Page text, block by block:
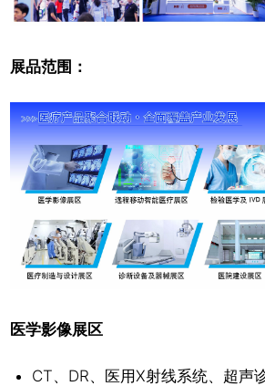
展品范围：
医学影像展区
CT、DR、医用X射线系统、超声